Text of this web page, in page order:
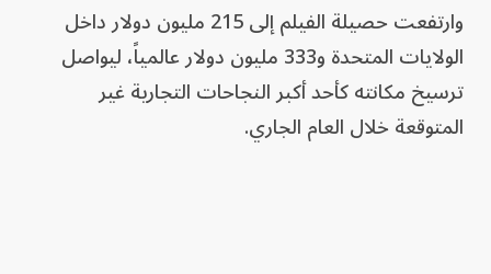
وارتفعت حصيلة الفيلم إلى 215 مليون دولار داخل
الولايات المتحدة و333 مليون دولار عالمياً، ليواصل
ترسيخ مكانته كأحد أكبر النجاحات التجارية غير
المتوقعة خلال العام الجاري.